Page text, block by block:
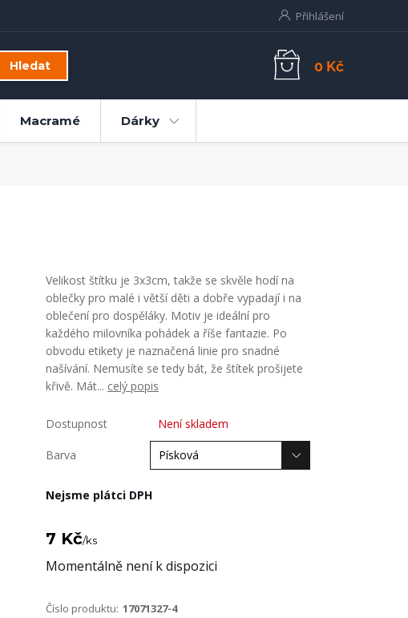
Přihlášení
Hledat 0 Kč
Macramé Dárky
Velikost štítku je 3x3cm, takže se skvěle hodí na
oblečky pro malé i větší děti a dobře vypadají i na
oblečení pro dospěláky. Motiv je ideální pro
každého milovníka pohádek a říše fantazie. Po
obvodu etikety je naznačená linie pro snadné
našívání. Nemusíte se tedy bát, že štítek prošijete
křivě. Mát... celý popis
Dostupnost Není skladem
Barva
Nejsme plátci DPH
7 Kč/ks
Momentálně není k dispozici
Číslo produktu: 17071327-4